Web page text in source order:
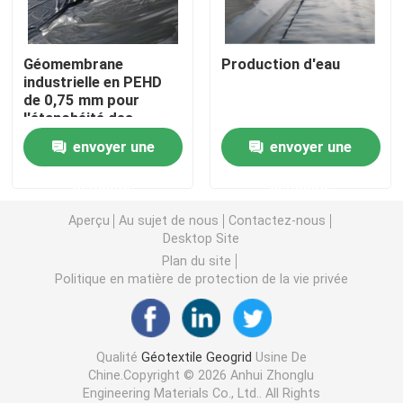
Grille en plastique d'herbe
tissu de drainage de géotextile
HDPE Geocell
Revêtement d'étang de Geomembrane
Sacs de asséchage de Geotube
Géotextile Geobag
Contrôle d'érosion de Geomat
Géomembrane
industrielle en PEHD
de 0,75 mm pour
l'étanchéité des
bassins d'élevage
piscicole, des
barrages et des
envoyer une
Production d'eau
envoyer une
Aperçu Au sujet de nous
Contactez-nous
Desktop Site
Plan du site
Politique en matière de protection de la vie privée
Qualité Géotextile Geogrid Usine De
Chine.Copyright © 2026 Anhui Zhonglu
Engineering Materials Co., Ltd.. All Rights